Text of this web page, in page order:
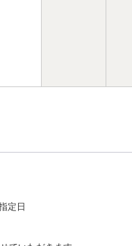
定日